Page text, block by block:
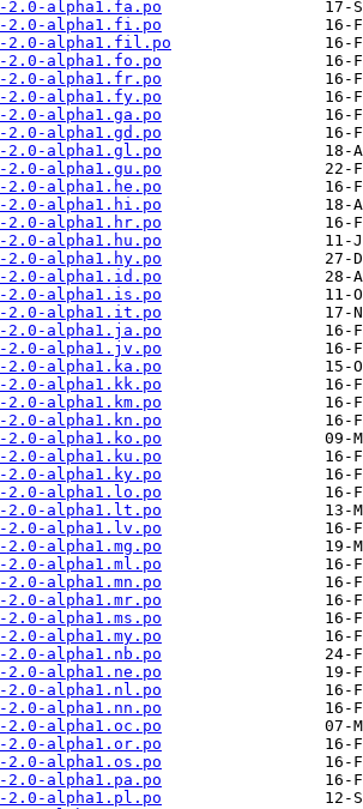
alpha1.fa.po
alpha1.fi.po
alpha1.fil.po
alpha1.fo.po
alpha1.fr.po
alpha1.fy.po
alpha1.ga.po
alpha1.gd.po
alpha1.gl.po
alpha1.gu.po
alpha1.he.po
alpha1.hi.po
alpha1.hr.po
alpha1.hu.po
alpha1.hy.po
alpha1.id.po
alpha1.is.po
alpha1.it.po
alpha1.ja.po
alpha1.jv.po
alpha1.ka.po
alpha1.kk.po
alpha1.km.po
alpha1.kn.po
alpha1.ko.po
alpha1.ku.po
alpha1.ky.po
alpha1.lo.po
alpha1.lt.po
alpha1.lv.po
alpha1.mg.po
alpha1.ml.po
alpha1.mn.po
alpha1.mr.po
alpha1.ms.po
alpha1.my.po
alpha1.nb.po
alpha1.ne.po
alpha1.nl.po
alpha1.nn.po
alpha1.oc.po
alpha1.or.po
alpha1.os.po
alpha1.pa.po
alpha1.pl.po